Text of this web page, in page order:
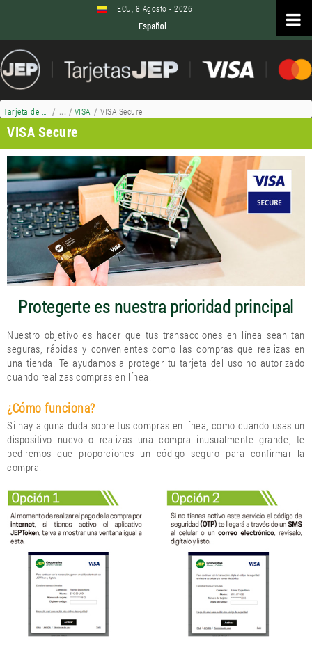
ECU, 8 Agosto - 2026
VISA Secure
/ VISA / VISA Secure
VISA Secure
Protegerte es nuestra prioridad principal
Nuestro objetivo es hacer que tus transacciones en línea sean tan
seguras, rápidas y convenientes como las compras que realizas en
una tienda. Te ayudamos a proteger tu tarjeta del uso no autorizado
cuando realizas compras en línea.
¿Cómo funciona?
Si hay alguna duda sobre tus compras en línea, como cuando usas un
dispositivo nuevo o realizas una compra inusualmente grande, te
pediremos que proporciones un código seguro para confirmar la
compra.